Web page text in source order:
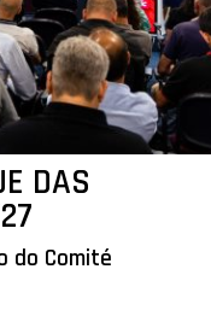
DAS
do Comité